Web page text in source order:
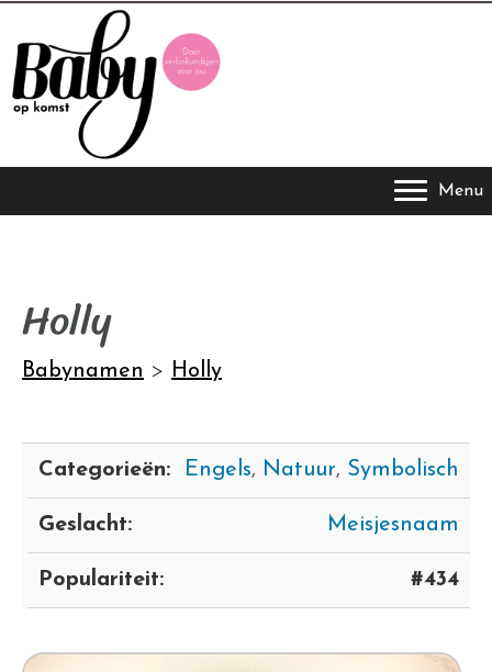
Menu
Holly
Babynamen > Holly
Categorieën: Engels, Natuur, Symbolisch
Geslacht: Meisjesnaam
Populariteit: #434